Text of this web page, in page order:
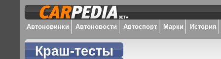
Автоновинки Автоновости Автоспорт Марки История
Краш-тесты